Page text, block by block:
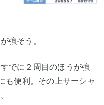
強そう。
でに２周目のほうが強
も便利。その上サーシャ